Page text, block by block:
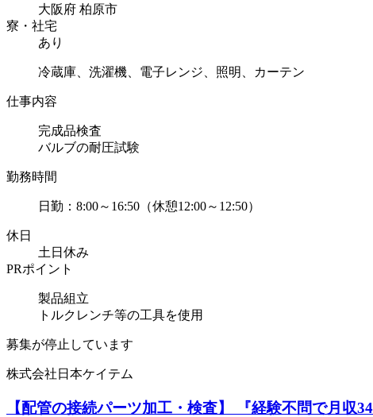
大阪府 柏原市
寮・社宅
あり
冷蔵庫、洗濯機、電子レンジ、照明、カーテン
仕事内容
完成品検査
バルブの耐圧試験
勤務時間
日勤：8:00～16:50（休憩12:00～12:50）
休日
土日休み
PRポイント
製品組立
トルクレンチ等の工具を使用
募集が停止しています
株式会社日本ケイテム
【配管の接続パーツ加工・検査】 『経験不問で月